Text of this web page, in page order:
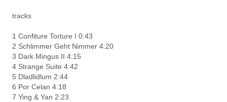
tracks
1 Confiture Torture I 0:43
2 Schlimmer Geht Nimmer 4:20
3 Dark Mingus II 4:15
4 Strange Suite 4:42
5 Dladlidlum 2:44
6 Por Celan 4:18
7 Ying & Yan 2:23